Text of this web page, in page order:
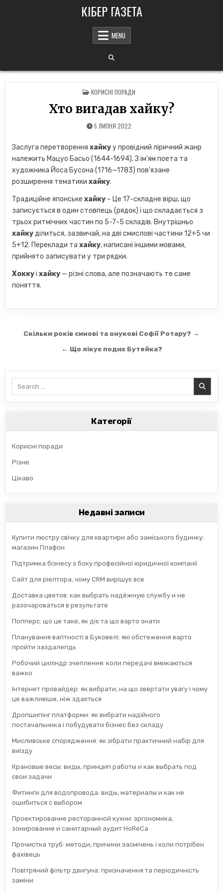
КІБЕР ГАЗЕТА
MENU
POSTED
IN
КОРИСНІ ПОРАДИ
Хто вигадав хайку?
5 ЛИПНЯ 2022
Заслуга перетворенняхайкуу провідний ліричний жанр
належить Мацуо Басьо (1644-1694). З ім'ям поета та
художника Йоса Бусона (1716—1783) пов'язане
розширення тематикихайку.
Традиційне японськехайку – Це 17-складне вірш, що
записується в один стовпець (рядок) і що складається з
трьох ритмічних частин по 5-7-5 складів. Внутрішньо
хайкуділиться, зазвичай, на дві смислові частини 12+5 чи
5+12. Переклади тахайку, написані іншими мовами,
прийнято записувати у три рядки.
Хоккуіхайку — різні слова, але позначають те саме
поняття.
Навігація
Скільки років синові та онукові Софії Ротару? →
← Що лікує подих Бутейка?
Категорії
Корисні поради
Різне
Цікаво
Недавні записи
Купити люстру свічку для квартири або заміського будинку:
магазин Плафон
Підтримка бізнесу з боку професійної юридичної компанії
Сайт для ріелтора, чому CRM вирішує все
Доставка цветов: как выбрать надёжную службу и не
разочароваться в результате
Попперс: що це таке, як діє та що варто знати
Планування вагітності в Буковелі: які обстеження варто
пройти заздалегідь
Робочий циліндр зчеплення: коли передачі вмикаються
важко
Інтернет провайдер: як вибрати, на що звертати увагу і чому
це важливіше, ніж здається
Дропшипінг платформи: як вибрати надійного
постачальника і побудувати бізнес без складу
Мисливське спорядження: як зібрати практичний набір для
виїзду
Крановые весы: виды, принцип работы и как выбрать под
свои задачи
Фитинги для водопровода: виды, материалы и как не
ошибиться с выбором
Проектирование ресторанной кухни: эргономика,
зонирование и санитарный аудит HoReCa
Прочистка труб: методи, причини засмічень і коли потрібен
фахівець
Повітряний фільтр двигуна: призначення та періодичність
заміни